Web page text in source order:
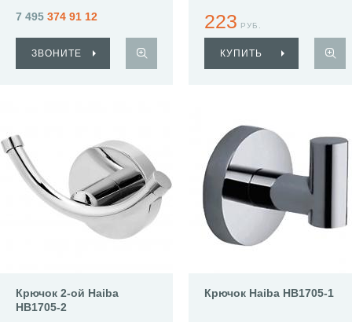
7 495 374 91 12
ЗВОНИТЕ
223 РУБ.
КУПИТЬ
Крючок 2-ой Haiba
HB1705-2
Крючок Haiba HB1705-1